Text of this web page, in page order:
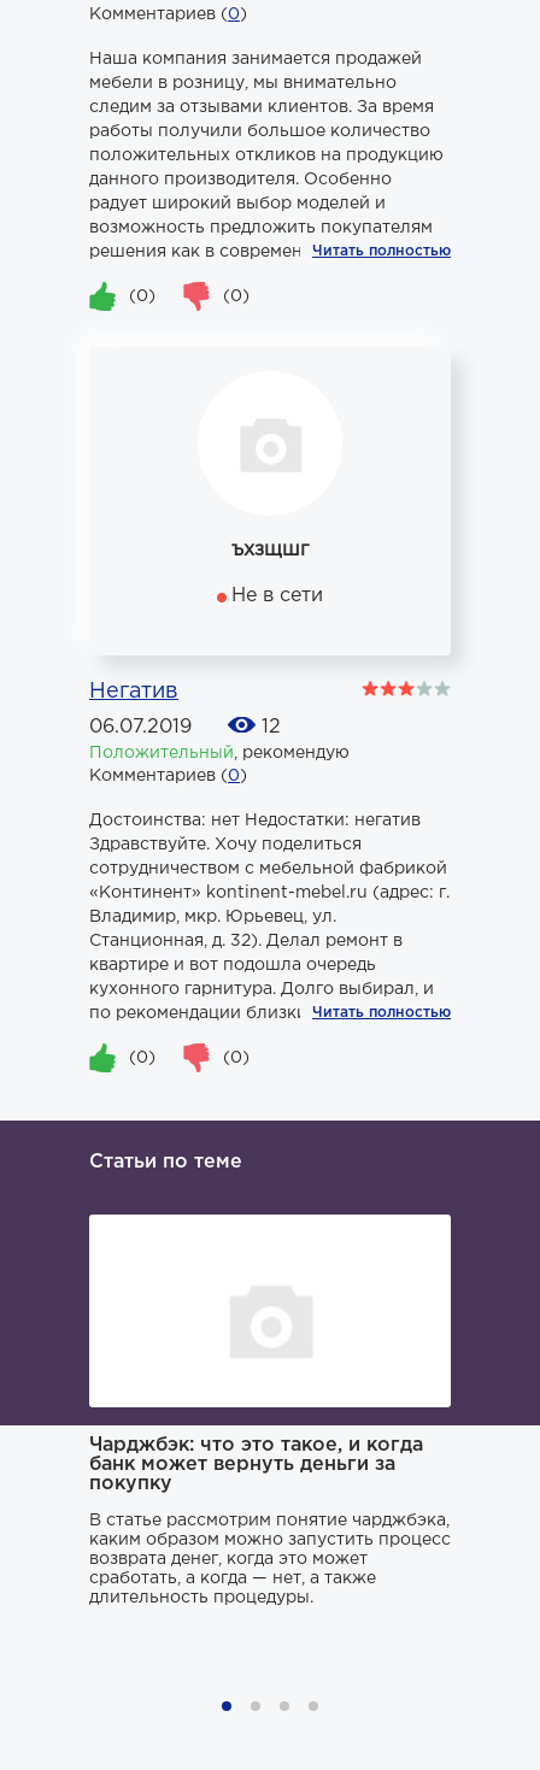
Комментариев (0)
Наша компания занимается продажей
мебели в розницу, мы внимательно
следим за отзывами клиентов. За время
работы получили большое количество
положительных откликов на продукцию
данного производителя. Особенно
радует широкий выбор моделей и
возможность предложить покупателям
решения как в современном, так и в к...
Читать полностью
(0) (0)
ъхзщшг
Не в сети
Негатив
06.07.2019 12
Положительный
рекомендую
Комментариев (0)
Достоинства: нет Недостатки: негатив
Здравствуйте. Хочу поделиться
сотрудничеством с мебельной фабрикой
«Континент» kontinent-mebel.ru (адрес: г.
Владимир, мкр. Юрьевец, ул.
Станционная, д. 32). Делал ремонт в
квартире и вот подошла очередь
кухонного гарнитура. Долго выбирал, и
по рекомендации близких знакомы...
Читать полностью
(0) (0)
Статьи по теме
Чарджбэк: что это такое, и когда
банк может вернуть деньги за
покупку
В статье рассмотрим понятие чарджбэка,
каким образом можно запустить процесс
возврата денег, когда это может
сработать, а когда — нет, а также
длительность процедуры.